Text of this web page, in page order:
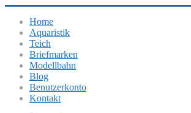
Home
Aquaristik
Teich
Briefmarken
Modellbahn
Blog
Benutzerkonto
Kontakt